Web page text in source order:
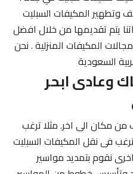
وتطهير المكيفات السبليت
يتم تقديمها من خلال افضل
المكيفات المنزلية . نحن
السعودية
وعادى ابحر
مكان الى اخر. مثلا ترغب
فى نقل المكيفات السبليت
نقوم بتمديد مواسير